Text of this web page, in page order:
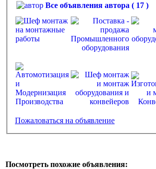
Все объявления автора ( 17 )
Пожаловаться на объявление
Посмотреть похожие объявления: